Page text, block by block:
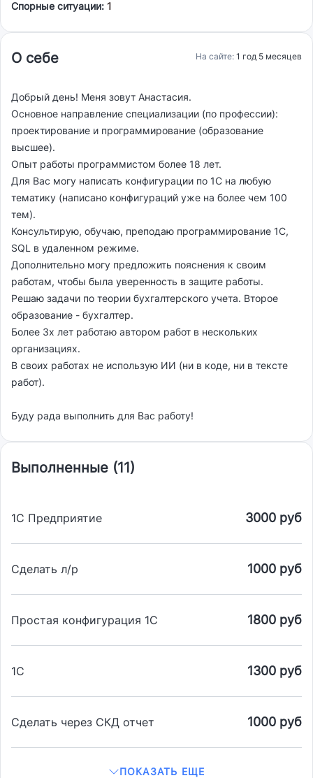
Спорные ситуации: 1
О себе На сайте: 1 год 5 месяцев
Добрый день! Меня зовут Анастасия.
Основное направление специализации (по профессии):
проектирование и программирование (образование
высшее).
Опыт работы программистом более 18 лет.
Для Вас могу написать конфигурации по 1С на любую
тематику (написано конфигураций уже на более чем 100
тем).
Консультирую, обучаю, преподаю программирование 1С,
SQL в удаленном режиме.
Дополнительно могу предложить пояснения к своим
работам, чтобы была уверенность в защите работы.
Решаю задачи по теории бухгалтерского учета. Второе
образование - бухгалтер.
Более 3х лет работаю автором работ в нескольких
организациях.
В своих работах не использую ИИ (ни в коде, ни в тексте
работ).
Буду рада выполнить для Вас работу!
Выполненные (11)
1C Предприятие 3000 руб
Сделать л/р 1000 руб
Простая конфигурация 1С 1800 руб
1С 1300 руб
Сделать через СКД отчет 1000 руб
ПОКАЗАТЬ ЕЩЕ